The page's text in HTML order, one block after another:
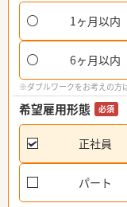
1ヶ月以内
6ヶ月以内
※ダブルワークをお考えの方
希望雇用形態 必須
正社員
パート